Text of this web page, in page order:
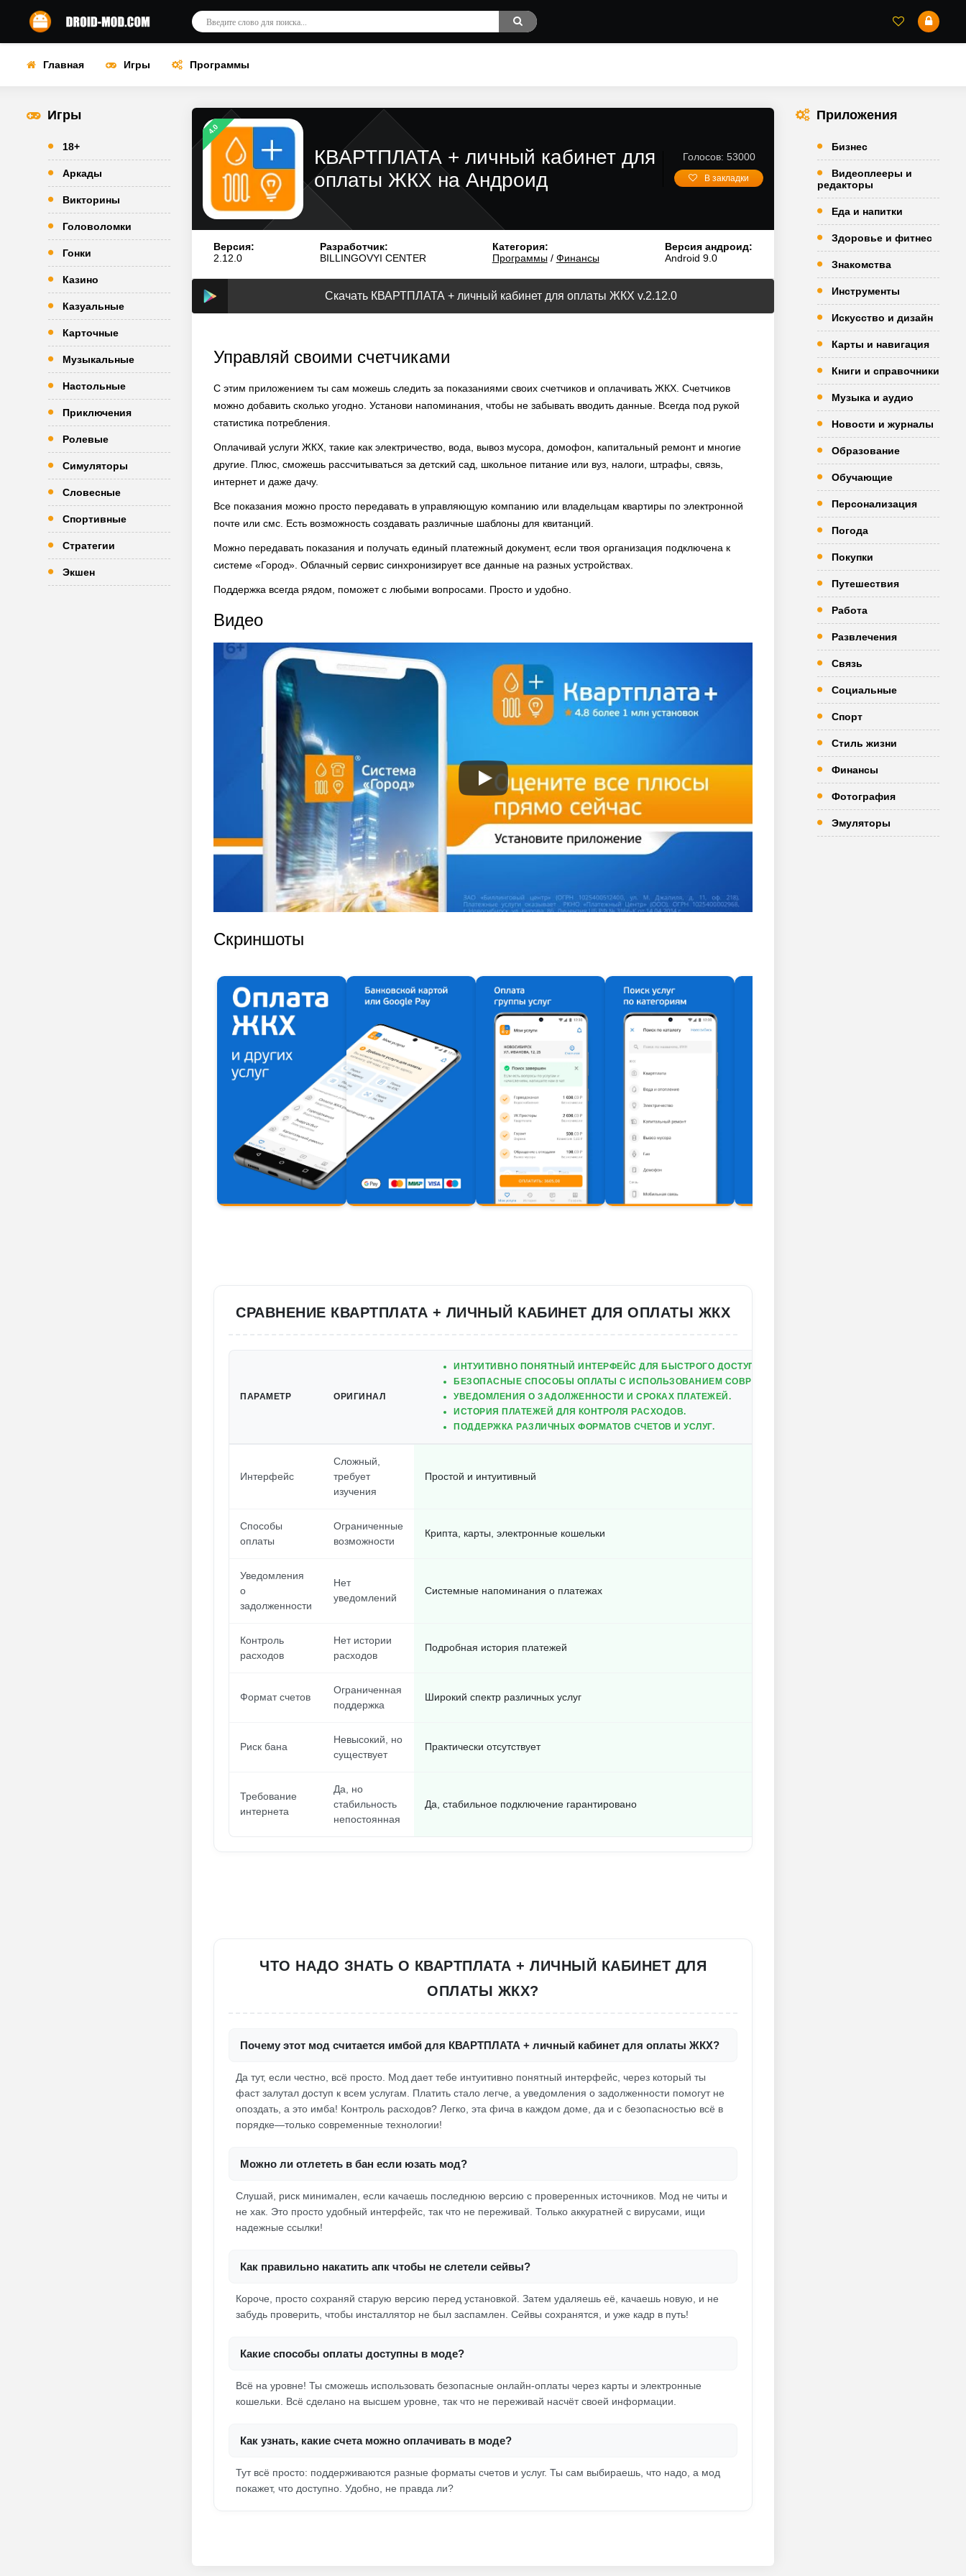
Главная Игры Программы
Игры
18+
Аркады
Викторины
Головоломки
Гонки
Казино
Казуальные
Карточные
Музыкальные
Настольные
Приключения
Ролевые
Симуляторы
Словесные
Спортивные
Стратегии
Экшен
4.0
КВАРТПЛАТА + личный кабинет для
оплаты ЖКХ на Андроид
Голосов: 53000
В закладки
Версия:
2.12.0
Разработчик:
BILLINGOVYI CENTER
Категория:
Программы/ Финансы
Версия андроид:
Android 9.0
Скачать КВАРТПЛАТА + личный кабинет для оплаты ЖКХ v.2.12.0
Управляй своими счетчиками
С этим приложением ты сам можешь следить за показаниями своих счетчиков и оплачивать ЖКХ. Счетчиков
можно добавить сколько угодно. Установи напоминания, чтобы не забывать вводить данные. Всегда под рукой
статистика потребления.
Оплачивай услуги ЖКХ, такие как электричество, вода, вывоз мусора, домофон, капитальный ремонт и многие
другие. Плюс, сможешь рассчитываться за детский сад, школьное питание или вуз, налоги, штрафы, связь,
интернет и даже дачу.
Все показания можно просто передавать в управляющую компанию или владельцам квартиры по электронной
почте или смс. Есть возможность создавать различные шаблоны для квитанций.
Можно передавать показания и получать единый платежный документ, если твоя организация подключена к
системе «Город». Облачный сервис синхронизирует все данные на разных устройствах.
Поддержка всегда рядом, поможет с любыми вопросами. Просто и удобно.
Видео
Скриншоты
СРАВНЕНИЕ КВАРТПЛАТА + ЛИЧНЫЙ КАБИНЕТ ДЛЯ ОПЛАТЫ ЖКХ
ПАРАМЕТР ОРИГИНАЛ
ИНТУИТИВНО ПОНЯТНЫЙ ИНТЕРФЕЙС ДЛЯ БЫСТРОГО ДОСТУПА К УСЛУГАМ.
БЕЗОПАСНЫЕ СПОСОБЫ ОПЛАТЫ С ИСПОЛЬЗОВАНИЕМ СОВРЕМЕННЫХ ТЕХНОЛОГИЙ.
УВЕДОМЛЕНИЯ О ЗАДОЛЖЕННОСТИ И СРОКАХ ПЛАТЕЖЕЙ.
ИСТОРИЯ ПЛАТЕЖЕЙ ДЛЯ КОНТРОЛЯ РАСХОДОВ.
ПОДДЕРЖКА РАЗЛИЧНЫХ ФОРМАТОВ СЧЕТОВ И УСЛУГ.
Интерфейс
Сложный,
требует
изучения
Простой и интуитивный
Способы
оплаты
Ограниченные
возможности
Крипта, карты, электронные кошельки
Уведомления
о
задолженности
Нет
уведомлений
Системные напоминания о платежах
Контроль
расходов
Нет истории
расходов
Подробная история платежей
Формат счетов
Ограниченная
поддержка
Широкий спектр различных услуг
Риск бана
Невысокий, но
существует
Практически отсутствует
Требование
интернета
Да, но
стабильность
непостоянная
Да, стабильное подключение гарантировано
ЧТО НАДО ЗНАТЬ О КВАРТПЛАТА + ЛИЧНЫЙ КАБИНЕТ ДЛЯ
ОПЛАТЫ ЖКХ?
Почему этот мод считается имбой для КВАРТПЛАТА + личный кабинет для оплаты ЖКХ?
Да тут, если честно, всё просто. Мод дает тебе интуитивно понятный интерфейс, через который ты
фаст залутал доступ к всем услугам. Платить стало легче, а уведомления о задолженности помогут не
опоздать, а это имба! Контроль расходов? Легко, эта фича в каждом доме, да и с безопасностью всё в
порядке—только современные технологии!
Можно ли отлететь в бан если юзать мод?
Слушай, риск минимален, если качаешь последнюю версию с проверенных источников. Мод не читы и
не хак. Это просто удобный интерфейс, так что не переживай. Только аккуратней с вирусами, ищи
надежные ссылки!
Как правильно накатить апк чтобы не слетели сейвы?
Короче, просто сохраняй старую версию перед установкой. Затем удаляешь её, качаешь новую, и не
забудь проверить, чтобы инсталлятор не был заспамлен. Сейвы сохранятся, и уже кадр в путь!
Какие способы оплаты доступны в моде?
Всё на уровне! Ты сможешь использовать безопасные онлайн-оплаты через карты и электронные
кошельки. Всё сделано на высшем уровне, так что не переживай насчёт своей информации.
Как узнать, какие счета можно оплачивать в моде?
Тут всё просто: поддерживаются разные форматы счетов и услуг. Ты сам выбираешь, что надо, а мод
покажет, что доступно. Удобно, не правда ли?
Приложения
Бизнес
Видеоплееры и
редакторы
Еда и напитки
Здоровье и фитнес
Знакомства
Инструменты
Искусство и дизайн
Карты и навигация
Книги и справочники
Музыка и аудио
Новости и журналы
Образование
Обучающие
Персонализация
Погода
Покупки
Путешествия
Работа
Развлечения
Связь
Социальные
Спорт
Стиль жизни
Финансы
Фотография
Эмуляторы